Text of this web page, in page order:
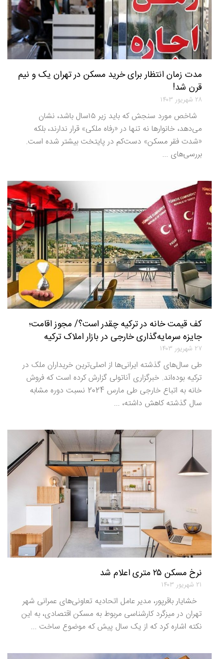
مدت زمان انتظار برای خرید مسکن در تهران یک و نیم
قرن شد!
۲۸ شهریور ۱۴۰۳
شاخص مورد سنجش که باید زیر ۱۵سال باشد، نشان
می‌دهد، خانوارها نه تنها در «رفاه ملکی» قرار ندارند، بلکه
«شدت فقر مسکن» دست‌کم در پایتخت بیشتر شده است.
بررسی‌های ...
کف قیمت خانه در ترکیه چقدر است؟/ مجوز اقامت؛
جایزه سرمایه‌گذاری خارجی در بازار املاک ترکیه
۲۷ شهریور ۱۴۰۳
طی سال‌های گذشته ایرانی‌ها از اصلی‌ترین خریداران ملک در
ترکیه بوده‌اند. خبرگزاری آناتولی گزارش کرده است که فروش
خانه به اتباع خارجی طی مارس 2024 نسبت دوره مشابه
سال گذشته کاهش داشته، ...
نرخ مسکن ۲۵ متری اعلام شد
۲۱ شهریور ۱۴۰۳
خشایار باقرپور، مدیر عامل اتحادیه تعاونی‌های عمرانی شهر
تهران در میزگرد کارشناسی مربوط به مسکن اقتصادی، به این
نکته اشاره کرد که از یک سال پیش که موضوع ساخت ...